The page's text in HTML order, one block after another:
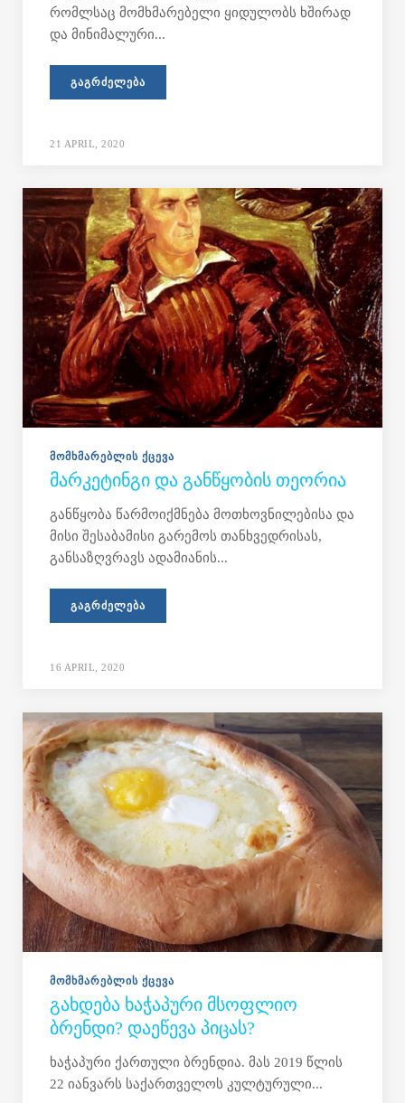
რომლსაც მომხმარებელი ყიდულობს ხშირად
და მინიმალური...
ᲒᲐᲒᲠᲫᲔᲚᲔᲑᲐ
21 APRIL, 2020
ᲛᲝᲛᲮᲛᲐᲠᲔᲑᲚᲘᲡ ᲥᲪᲔᲕᲐ
ᲛᲐᲠᲙᲔᲢᲘᲜᲒᲘ ᲓᲐ ᲒᲐᲜᲬᲧᲝᲑᲘᲡ ᲗᲔᲝᲠᲘᲐ
განწყობა წარმოიქმნება მოთხოვნილებისა და
მისი შესაბამისი გარემოს თანხვედრისას,
განსაზღვრავს ადამიანის...
ᲒᲐᲒᲠᲫᲔᲚᲔᲑᲐ
16 APRIL, 2020
ᲛᲝᲛᲮᲛᲐᲠᲔᲑᲚᲘᲡ ᲥᲪᲔᲕᲐ
ᲒᲐᲮᲓᲔᲑᲐ ᲮᲐᲭᲐᲞᲣᲠᲘ ᲛᲡᲝᲤᲚᲘᲝ
ᲑᲠᲔᲜᲓᲘ? ᲓᲐᲔᲬᲔᲕᲐ ᲞᲘᲪᲐᲡ?
ხაჭაპური ქართული ბრენდია. მას 2019 წლის
22 იანვარს საქართველოს კულტურული...